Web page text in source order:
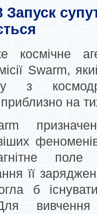
Запуск
космічне
Swarm,
з
на
її
б